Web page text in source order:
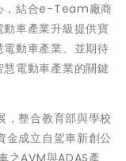
，結合e-Team廠商
車產業升級提供寶
動車產業。並期待
電動車產業的關鍵
，整合教育部與學校
金成立自駕車新創公